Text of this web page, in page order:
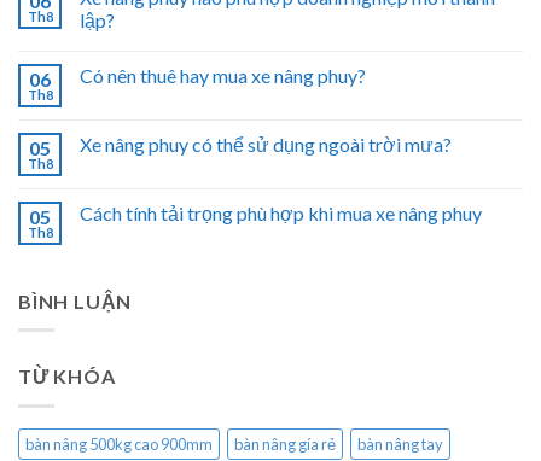
Th8
lập?
06
Th8
Có nên thuê hay mua xe nâng phuy?
05
Th8
Xe nâng phuy có thể sử dụng ngoài trời mưa?
05
Th8
Cách tính tải trọng phù hợp khi mua xe nâng phuy
BÌNH LUẬN
TỪ KHÓA
bàn nâng 500kg cao 900mm bàn nâng gía rẻ
bàn nâng tay